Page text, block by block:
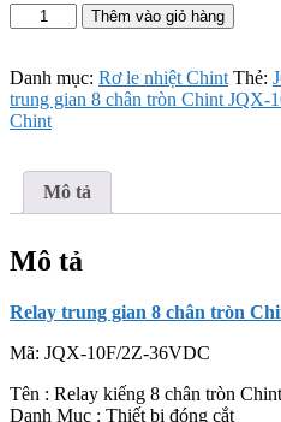
Relay
trung
8
chân
tròn
10F/2Z-
24VDC
lượng
Thêm vào giỏ hàng
Danh mục: Rơ le nhiệt Chint Thẻ:
trung gian 8 chân tròn Chint JQX-
Chint
Mô tả
Mô tả
Relay trung gian 8 chân tròn
Mã: JQX-10F/2Z-36VDC
Tên : Relay kiếng 8 chân tròn
Danh Mục : Thiết bị đóng cắt